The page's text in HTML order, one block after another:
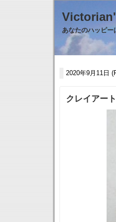
あなたのハッピ
2020年9月11日
クレイアー